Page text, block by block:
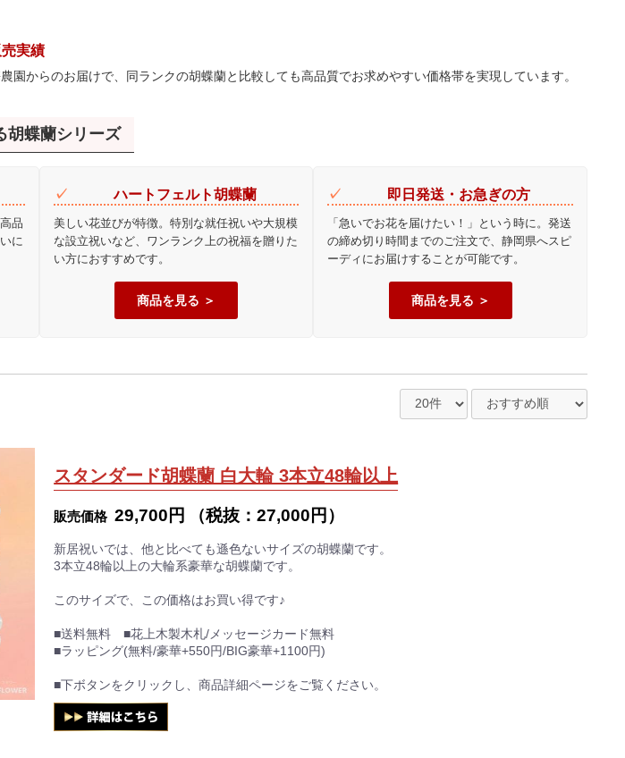
実績
園からのお届けで、同ランクの胡蝶蘭と比較しても高品質でお求めやすい価格帯を実現しています。
胡蝶蘭シリーズ
品
に
ハートフェルト胡蝶蘭
美しい花並びが特徴。特別な就任祝いや大規模
な設立祝いなど、ワンランク上の祝福を贈りた
い方におすすめです。
商品を見る
即日発送・お急ぎの方
「急いでお花を届けたい！」という時に。発送
の締め切り時間までのご注文で、静岡県へスピ
ーディにお届けすることが可能です。
商品を見る
スタンダード胡蝶蘭 白大輪 3本立48輪以上
販売価格 29,700円 （税抜：27,000円 ）
新居祝いでは、他と比べても遜色ないサイズの胡蝶蘭です。
3本立48輪以上の大輪系豪華な胡蝶蘭です。
このサイズで、この価格はお買い得です♪
■送料無料 ■花上木製木札/メッセージカード無料
■ラッピング(無料/豪華+550円/BIG豪華+1100円)
■下ボタンをクリックし、商品詳細ページをご覧ください。